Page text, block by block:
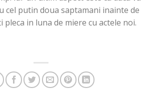
cel putin doua saptamani inainte de
in luna de miere cu actele noi.